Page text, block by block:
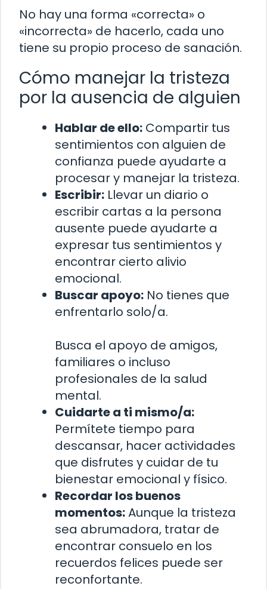
No hay una forma «correcta» o
«incorrecta» de hacerlo, cada uno
tiene su propio proceso de sanación.
Cómo manejar la tristeza
por la ausencia de alguien
Hablar de ello: Compartir tus
sentimientos con alguien de
confianza puede ayudarte a
procesar y manejar la tristeza.
Escribir: Llevar un diario o
escribir cartas a la persona
ausente puede ayudarte a
expresar tus sentimientos y
encontrar cierto alivio
emocional.
Buscar apoyo: No tienes que
enfrentarlo solo/a.
Busca el apoyo de amigos,
familiares o incluso
profesionales de la salud
mental.
Cuidarte a ti mismo/a:
Permítete tiempo para
descansar, hacer actividades
que disfrutes y cuidar de tu
bienestar emocional y físico.
Recordar los buenos
momentos:Aunque la tristeza
sea abrumadora, tratar de
encontrar consuelo en los
recuerdos felices puede ser
reconfortante.